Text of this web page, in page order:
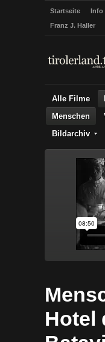
Startseite Info
Franz J. Haller
Alle Filme
Menschen
Bildarchiv
Hotel